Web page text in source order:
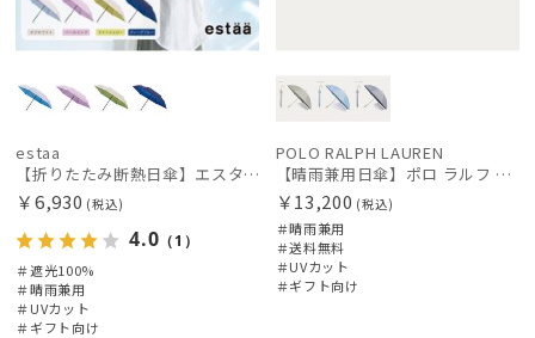
estaa
【折りたたみ断熱日傘】エスタ (estaa) ハニカム断熱パラソル グラデーション 折りたたみ傘 晴雨兼用 遮光100 UV100
￥6,930 (税込)
4.0 （1）
＃遮光100%
＃晴雨兼用
＃UVカット
＃ギフト向け
POLO RALPH LAUREN
【晴雨兼用日傘】ポロ ラルフ ローレン (POLO RALPH LAUREN) スカラ刺繍ストライプ 遮光 遮熱 UV
￥13,200 (税込)
＃晴雨兼用
＃送料無料
＃UVカット
＃ギフト向け